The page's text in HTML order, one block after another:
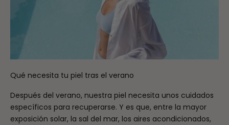
Qué necesita tu piel tras el verano
Después del verano, nuestra piel necesita unos cuidados
específicos para recuperarse. Y es que, entre la mayor
exposición solar, la sal del mar, los aires acondicionados,